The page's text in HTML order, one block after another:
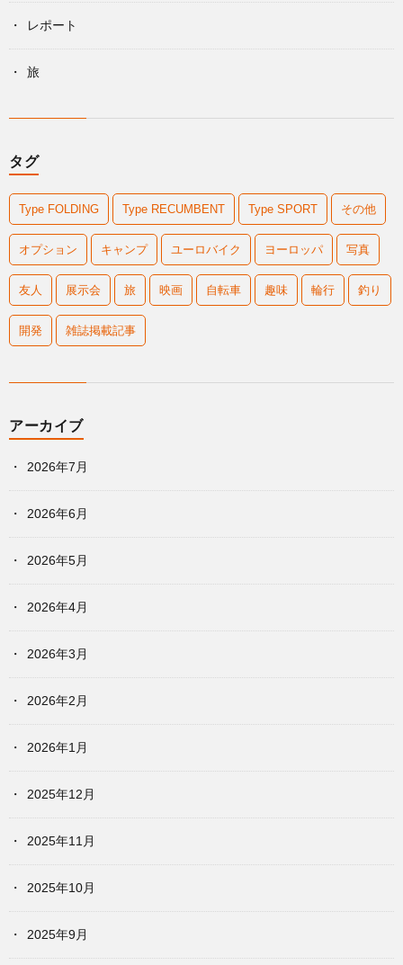
レポート
旅
タグ
Type FOLDING Type RECUMBENT Type SPORT その他
オプション キャンプ ユーロバイク ヨーロッパ 写真
友人 展示会 旅 映画 自転車 趣味 輪行 釣り
開発 雑誌掲載記事
アーカイブ
2026年7月
2026年6月
2026年5月
2026年4月
2026年3月
2026年2月
2026年1月
2025年12月
2025年11月
2025年10月
2025年9月